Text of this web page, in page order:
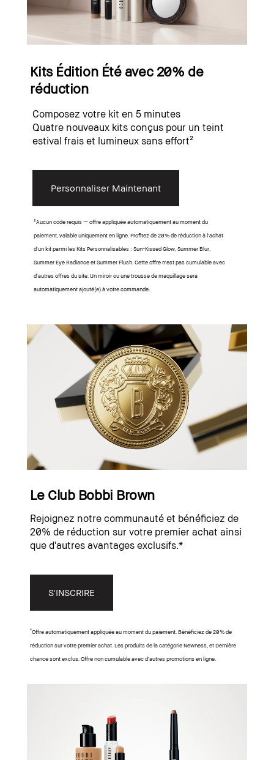
Kits Édition Été avec 20% de
réduction
Composez votre kit en 5 minutes
Quatre nouveaux kits conçus pour un teint
estival frais et lumineux sans effort²
Personnaliser Maintenant
²Aucun code requis — offre appliquée automatiquement au moment du
paiement, valable uniquement en ligne. Profitez de 20% de réduction à l'achat
d'un kit parmi les Kits Personnalisables : Sun-Kissed Glow, Summer Blur,
Summer Eye Radiance et Summer Flush. Cette offre n'est pas cumulable avec
d'autres offres du site. Un miroir ou une trousse de maquillage sera
automatiquement ajouté(e) à votre commande.
Le Club Bobbi Brown
Rejoignez notre communauté et bénéficiez de
20% de réduction sur votre premier achat ainsi
que d'autres avantages exclusifs.*
S'INSCRIRE
*Offre automatiquement appliquée au moment du paiement. Bénéficiez de 20% de
réduction sur votre premier achat. Les produits de la catégorie Newness, et Dernière
chance sont exclus. Offre non cumulable avec d’autres promotions en ligne.